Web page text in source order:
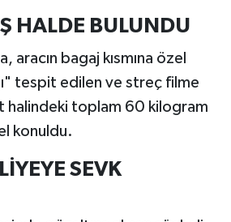
HALDE BULUNDU
aracın bagaj kısmına özel
tespit edilen ve streç filme
halindeki toplam 60 kilogram
konuldu.
SEVK